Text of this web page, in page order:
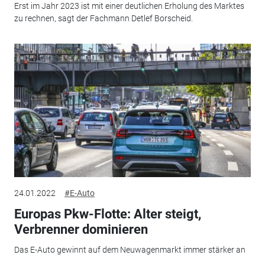
Erst im Jahr 2023 ist mit einer deutlichen Erholung des Marktes
zu rechnen, sagt der Fachmann Detlef Borscheid.
24.01.2022 #E-Auto
Europas Pkw-Flotte: Alter steigt,
Verbrenner dominieren
Das E-Auto gewinnt auf dem Neuwagenmarkt immer stärker an